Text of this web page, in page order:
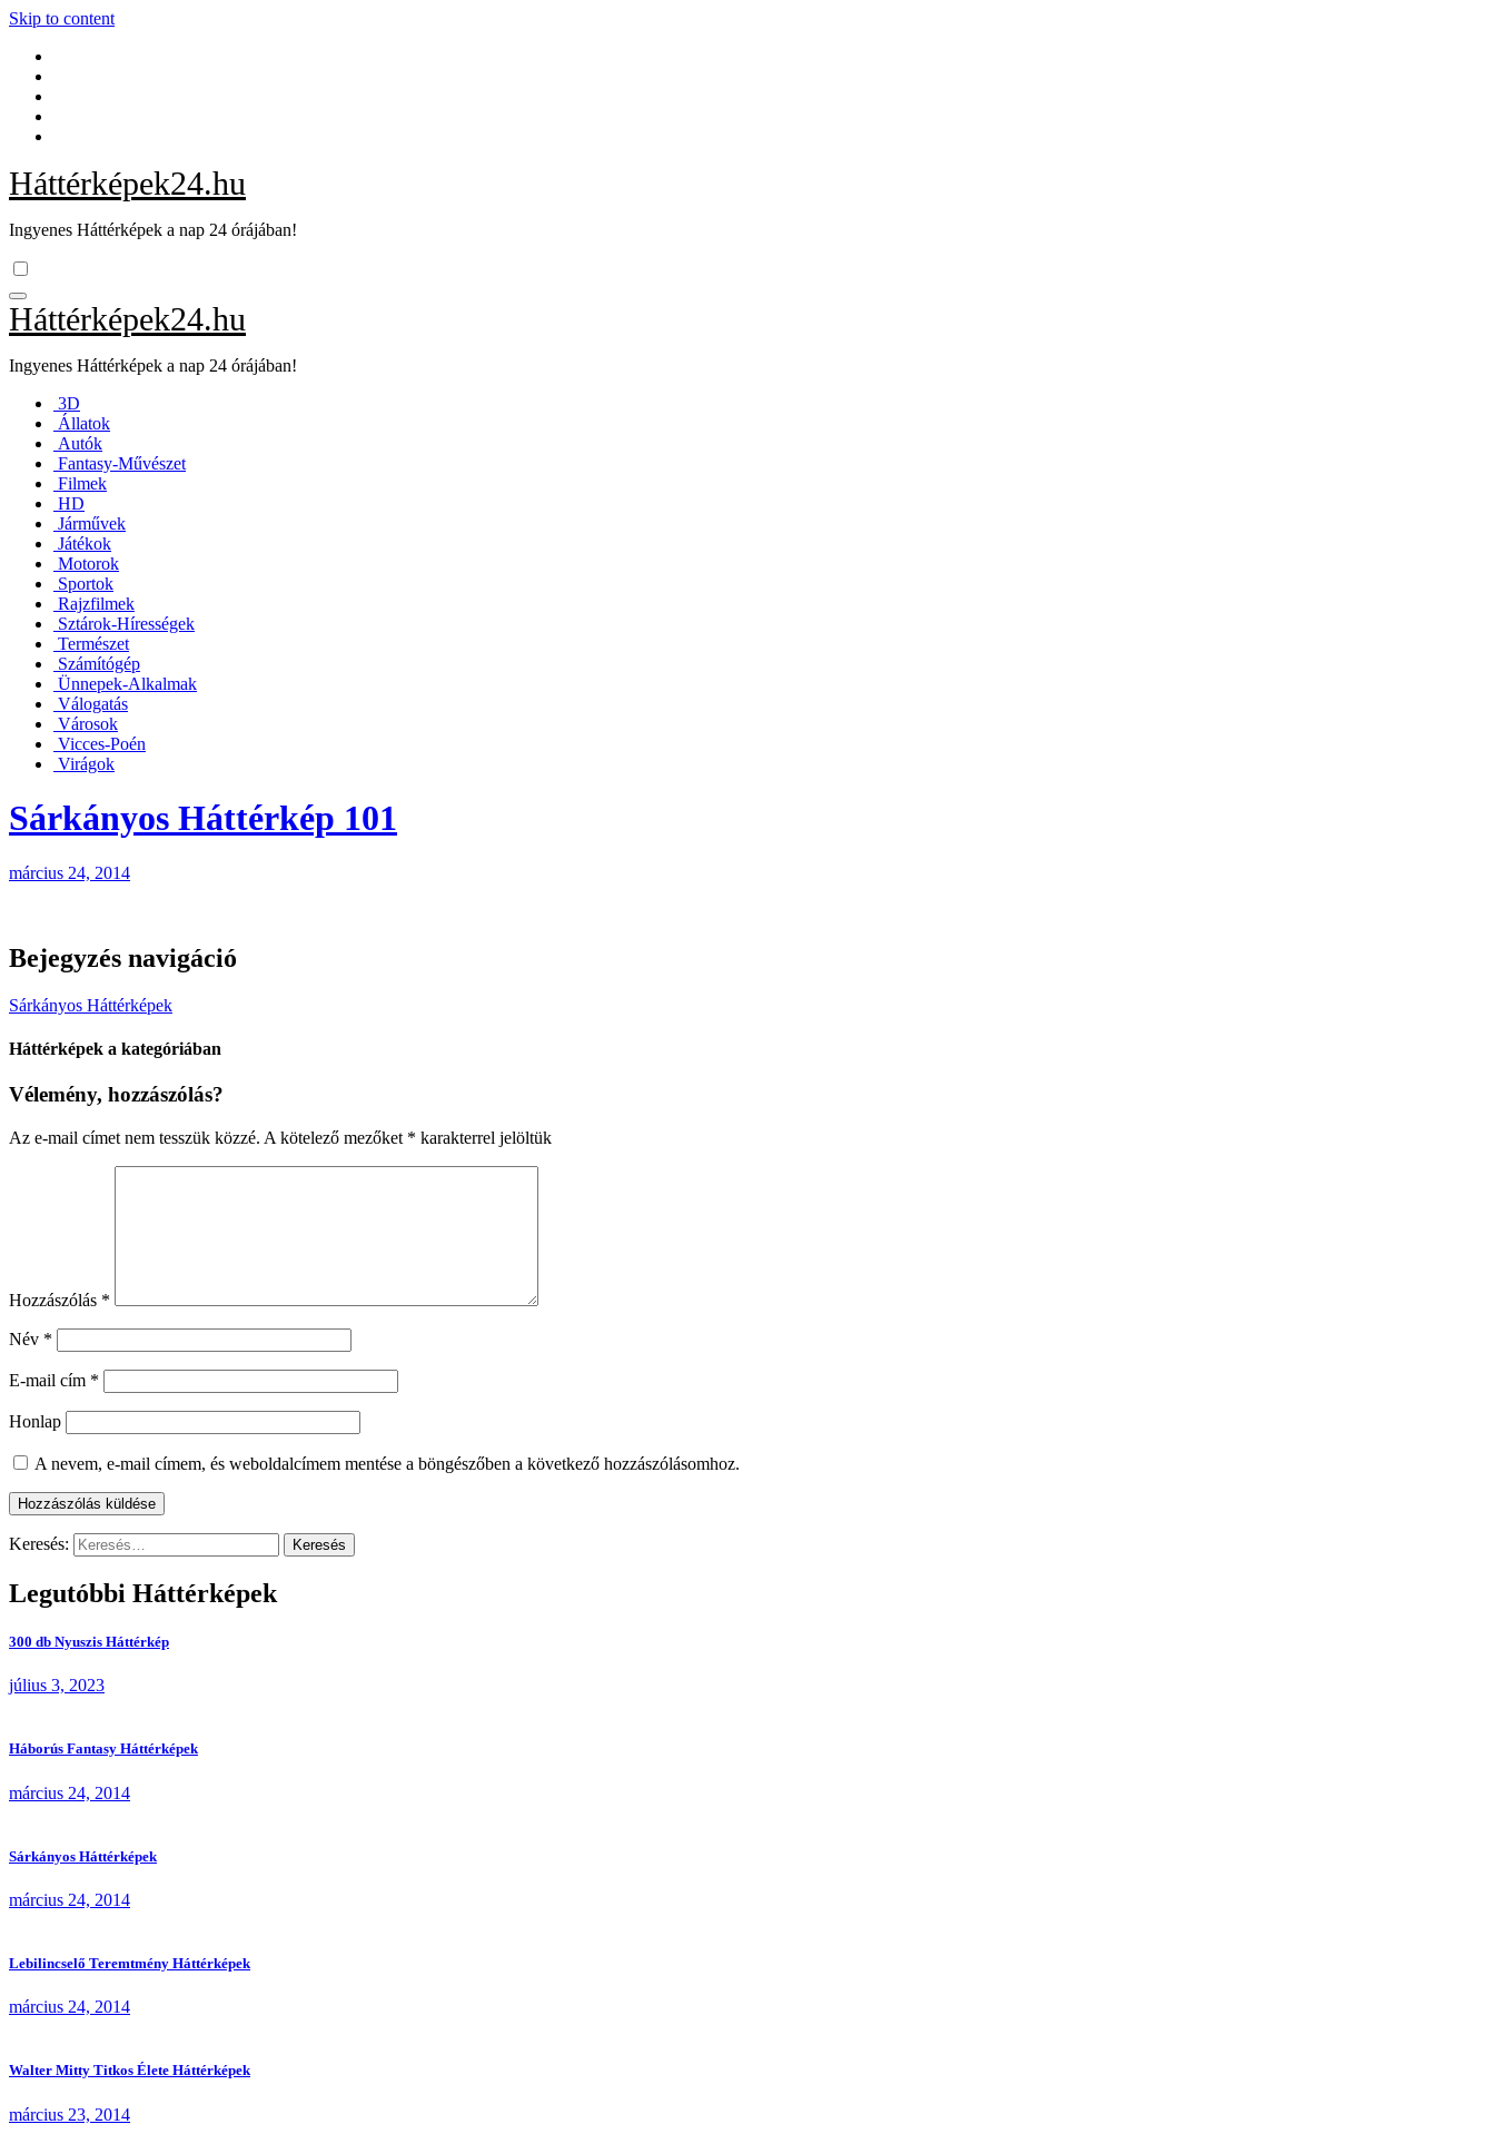
Skip to content
Háttérképek24.hu
Ingyenes Háttérképek a nap 24 órájában!
Háttérképek24.hu
Ingyenes Háttérképek a nap 24 órájában!
3D
Állatok
Autók
Fantasy-Művészet
Filmek
HD
Járművek
Játékok
Motorok
Sportok
Rajzfilmek
Sztárok-Hírességek
Természet
Számítógép
Ünnepek-Alkalmak
Válogatás
Városok
Vicces-Poén
Virágok
Sárkányos Háttérkép 101
március 24, 2014
Bejegyzés navigáció
Sárkányos Háttérképek
Háttérképek a kategóriában
Vélemény, hozzászólás?
Az e-mail címet nem tesszük közzé. A kötelező mezőket * karakterrel jelöltük
Hozzászólás *
Név *
E-mail cím *
Honlap
A nevem, e-mail címem, és weboldalcímem mentése a böngészőben a következő hozzászólásomhoz.
Keresés:
Legutóbbi Háttérképek
300 db Nyuszis Háttérkép
július 3, 2023
Háborús Fantasy Háttérképek
március 24, 2014
Sárkányos Háttérképek
március 24, 2014
Lebilincselő Teremtmény Háttérképek
március 24, 2014
Walter Mitty Titkos Élete Háttérképek
március 23, 2014